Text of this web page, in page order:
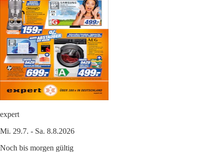
expert
Mi. 29.7. - Sa. 8.8.2026
Noch bis morgen gültig